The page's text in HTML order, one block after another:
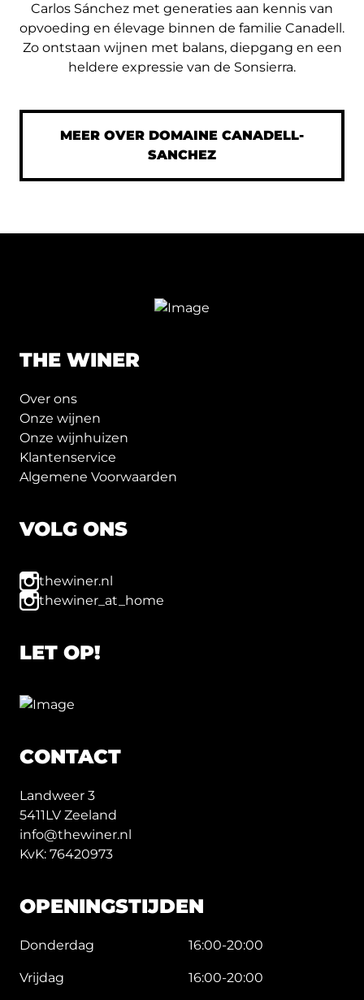
Carlos Sánchez met generaties aan kennis van
opvoeding en élevage binnen de familie Canadell.
Zo ontstaan wijnen met balans, diepgang en een
heldere expressie van de Sonsierra.
MEER OVER DOMAINE CANADELL-
SANCHEZ
THE WINER
Over ons
Onze wijnen
Onze wijnhuizen
Klantenservice
Algemene Voorwaarden
VOLG ONS
thewiner.nl
thewiner_at_home
LET OP!
CONTACT
Landweer 3
5411LV Zeeland
info@thewiner.nl
KvK: 76420973
OPENINGSTIJDEN
Donderdag 16:00-20:00
Vrijdag 16:00-20:00